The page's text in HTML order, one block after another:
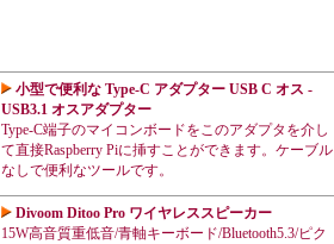
小型で便利な Type-C アダプター USB C オス -
USB3.1 オスアダプター
Type-C端子のマイコンボードをこのアダプタを介し
て直接Raspberry Piに挿すことができます。ケーブル
なしで便利なツールです。
Divoom Ditoo Pro ワイヤレススピーカー
15W高音質重低音/青軸キーボード/Bluetooth5.3/ピク